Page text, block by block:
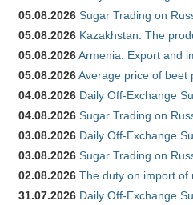
05.08.2026 Sugar Trading on
05.08.2026 Kazakhstan: The
05.08.2026Armenia: Export and
05.08.2026Average price of beet
04.08.2026 Daily Off-Exchange
04.08.2026 Sugar Trading on
03.08.2026 Daily Off-Exchange
03.08.2026 Sugar Trading on
02.08.2026 The duty on import of
31.07.2026 Daily Off-Exchange